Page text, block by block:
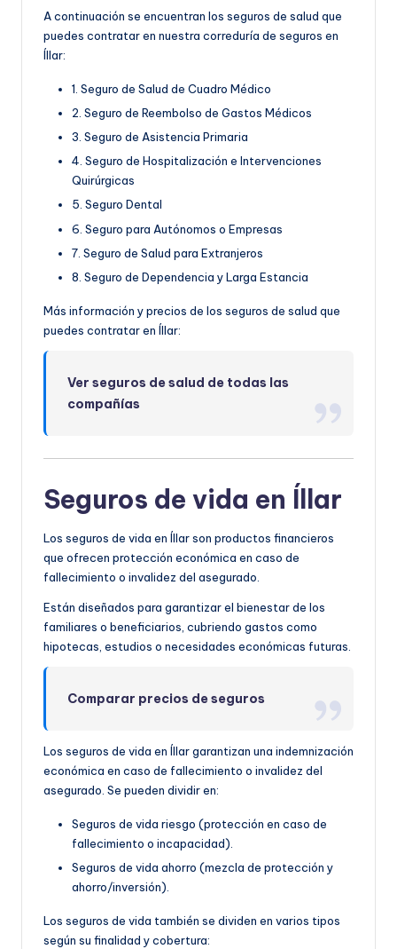
A continuación se encuentran los seguros de salud que
puedes contratar en nuestra correduría de seguros en
Íllar:
1. Seguro de Salud de Cuadro Médico
2. Seguro de Reembolso de Gastos Médicos
3. Seguro de Asistencia Primaria
4. Seguro de Hospitalización e Intervenciones
Quirúrgicas
5. Seguro Dental
6. Seguro para Autónomos o Empresas
7. Seguro de Salud para Extranjeros
8. Seguro de Dependencia y Larga Estancia
Más información y precios de los seguros de salud que
puedes contratar en Íllar:
Ver seguros de salud de todas las
compañías
Seguros de vida en Íllar
Los seguros de vida en Íllar son productos financieros
que ofrecen protección económica en caso de
fallecimiento o invalidez del asegurado.
Están diseñados para garantizar el bienestar de los
familiares o beneficiarios, cubriendo gastos como
hipotecas, estudios o necesidades económicas futuras.
Comparar precios de seguros
Los seguros de vida en Íllar garantizan una indemnización
económica en caso de fallecimiento o invalidez del
asegurado. Se pueden dividir en:
Seguros de vida riesgo (protección en caso de
fallecimiento o incapacidad).
Seguros de vida ahorro (mezcla de protección y
ahorro/inversión).
Los seguros de vida también se dividen en varios tipos
según su finalidad y cobertura: